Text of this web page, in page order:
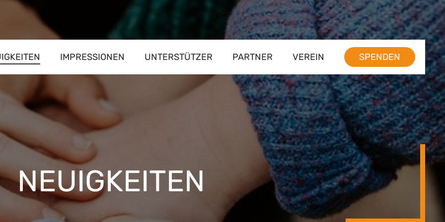
IMPRESSIONEN UNTERSTÜTZER PARTNER VEREIN SPENDEN
NEUIGKEITEN